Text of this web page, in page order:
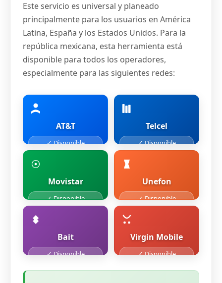
Este servicio es universal y planeado
principalmente para los usuarios en América
Latina, España y los Estados Unidos. Para la
república mexicana, esta herramienta está
disponible para todos los operadores,
especialmente para las siguientes redes:
AT&T
✓ Disponible
Telcel
✓ Disponible
Movistar
✓ Disponible
Unefon
✓ Disponible
Bait
✓ Disponible
Virgin Mobile
✓ Disponible